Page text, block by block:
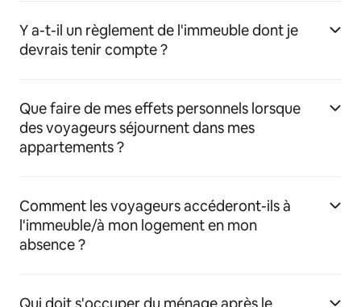
Y a-t-il un règlement de l'immeuble dont je
devrais tenir compte ?
Que faire de mes effets personnels lorsque
des voyageurs séjournent dans mes
appartements ?
Comment les voyageurs accéderont-ils à
l'immeuble/à mon logement en mon
absence ?